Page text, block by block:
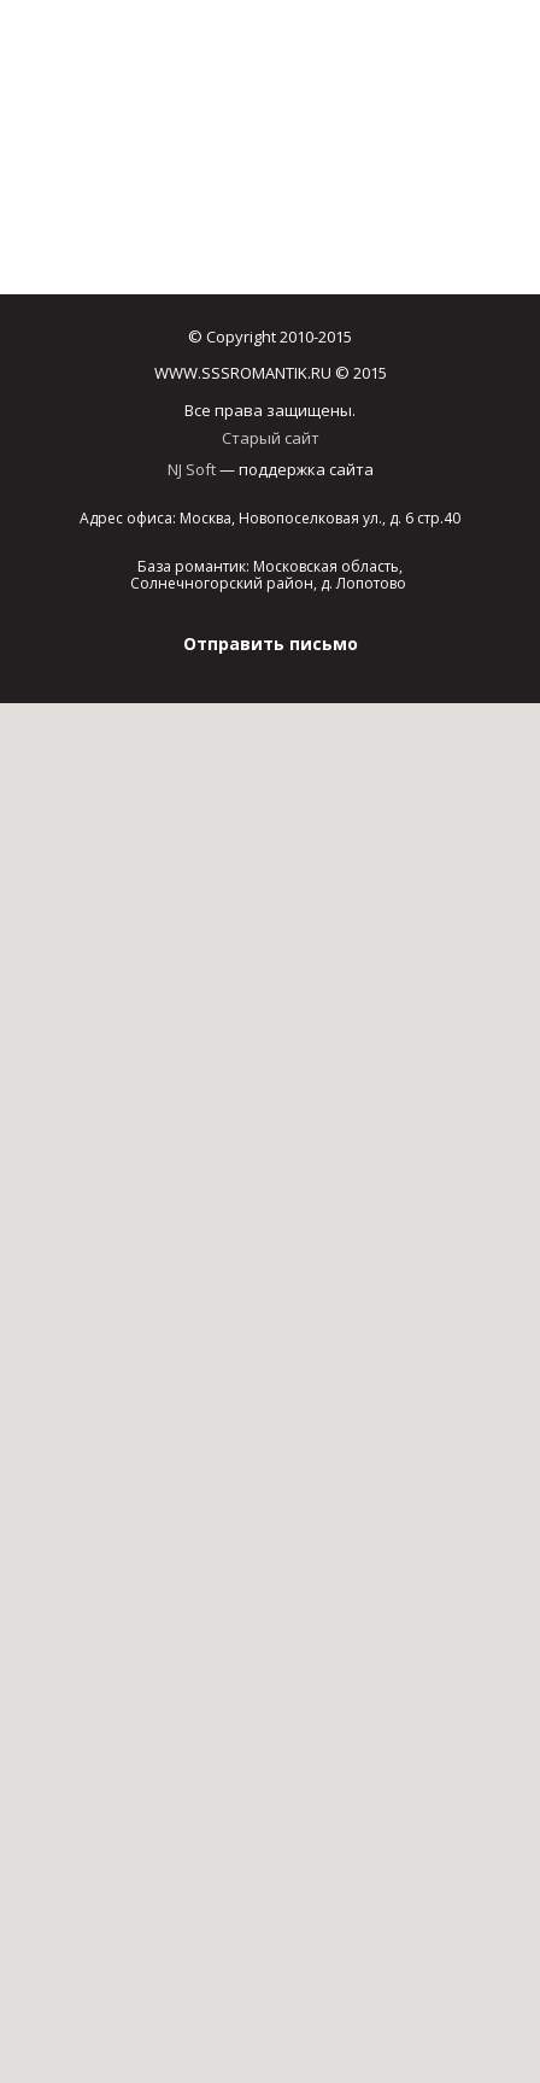
© Copyright 2010-2015
WWW.SSSROMANTIK.RU © 2015
Все права защищены.
Старый сайт
NJ Soft— поддержка сайта
Адрес офиса: Москва, Новопоселковая ул., д. 6 стр.40
База романтик: Московская область,
Солнечногорский район, д. Лопотово
Отправить письмо